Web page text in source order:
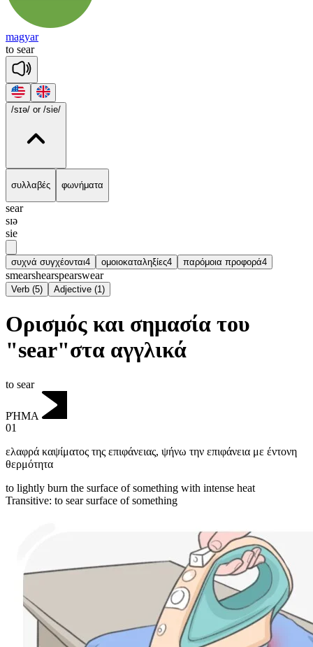
magyar
to sear
/sɪə/ or /sie/
συλλαβές φωνήματα
sear
sɪə
sie
συχνά συγχέονται4 ομοιοκαταληξίες4 παρόμοια προφορά4
smearshearspearswear
Verb (5) Adjective (1)
Ορισμός και σημασία του
"sear"στα αγγλικά
to sear
ΡΉΜΑ
01
ελαφρά καψίματος της επιφάνειας, ψήνω την επιφάνεια με έντονη
θερμότητα
to lightly burn the surface of something with intense heat
Transitive: to searsurface of something